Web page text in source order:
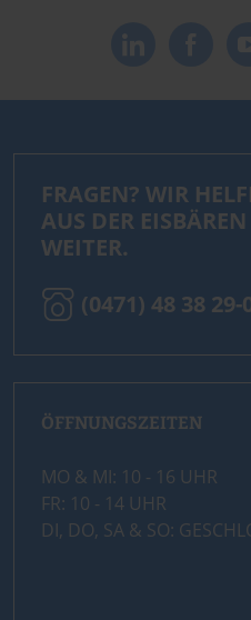
FRAGEN? WIR
AUS DER
WEITER.
(0471) 48 38 29-
ÖFFNUNGSZEITEN
MO & MI: 10 - 16 UHR
FR: 10 - 14 UHR
DI, DO, SA & SO: